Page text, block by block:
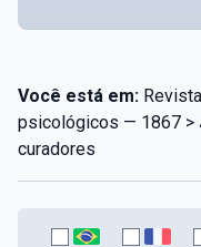
Você está em:
psicológicos — 1867 >
curadores